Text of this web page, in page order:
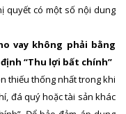
quyết có một số nội dung
vay không phải bằng
“Thu lợi bất chính”
thiếu thống nhất trong khi
đá quý hoặc tài sản khác